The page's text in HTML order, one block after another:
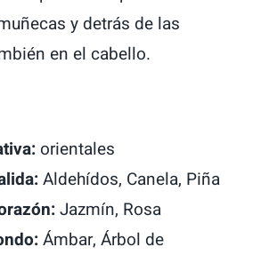
y detrás de las
en el cabello.
orientales
Aldehídos, Canela, Piña
Jazmín, Rosa
Ámbar, Árbol de